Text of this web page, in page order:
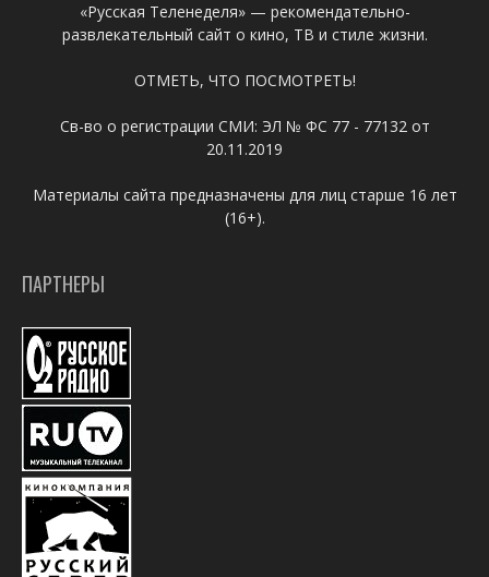
«Русская Теленеделя» — рекомендательно-
развлекательный сайт о кино, ТВ и стиле жизни.
ОТМЕТЬ, ЧТО ПОСМОТРЕТЬ!
Св-во о регистрации СМИ: ЭЛ № ФС 77 - 77132 от
20.11.2019
Материалы сайта предназначены для лиц старше 16 лет
(16+).
ПАРТНЕРЫ